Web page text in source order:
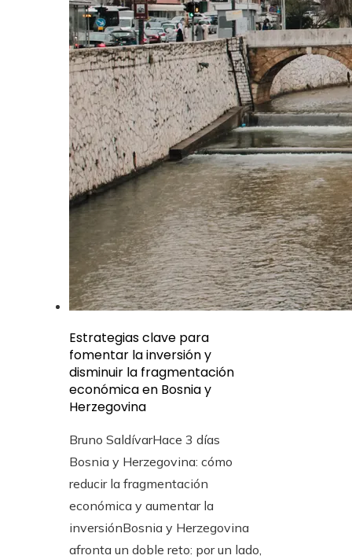
Estrategias clave para
fomentar la inversión y
disminuir la fragmentación
económica en Bosnia y
Herzegovina
Bruno SaldívarHace 3 días
Bosnia y Herzegovina: cómo
reducir la fragmentación
económica y aumentar la
inversiónBosnia y Herzegovina
afronta un doble reto: por un lado,